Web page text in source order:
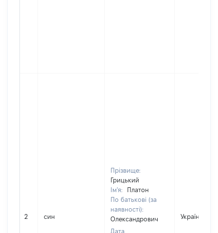
2 син
Прізвище:
Грицький
Ім'я:
Платон
По батькові (за
наявності):
Олександрович
Дата
Україна